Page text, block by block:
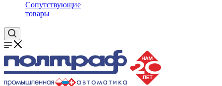
Сопутствующие
товары